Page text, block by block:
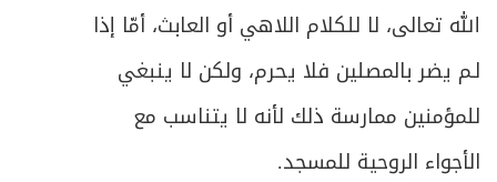
الله تعالى، لا للكلام اللاهي أو العابث، أمّا إذا
لـم يضر بالمصلين فلا يحرم، ولكن لا ينبغي
للمؤمنين ممارسة ذلك لأنه لا يتناسب مع
الأجواء الروحية للمسجد.